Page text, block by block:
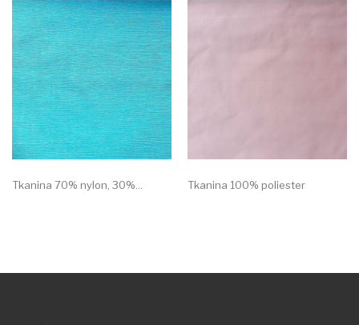
Tkanina 70% nylon, 30%... Tkanina 100% poliester